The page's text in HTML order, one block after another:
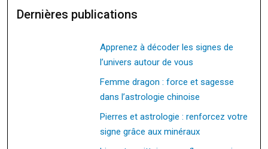
Dernières publications
Apprenez à décoder les signes de
l’univers autour de vous
Femme dragon : force et sagesse
dans l’astrologie chinoise
Pierres et astrologie : renforcez votre
signe grâce aux minéraux